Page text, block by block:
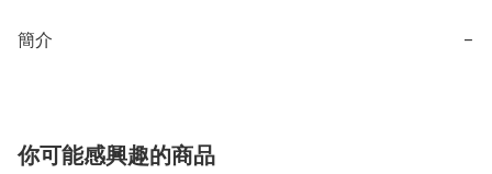
簡介 −
你可能感興趣的商品